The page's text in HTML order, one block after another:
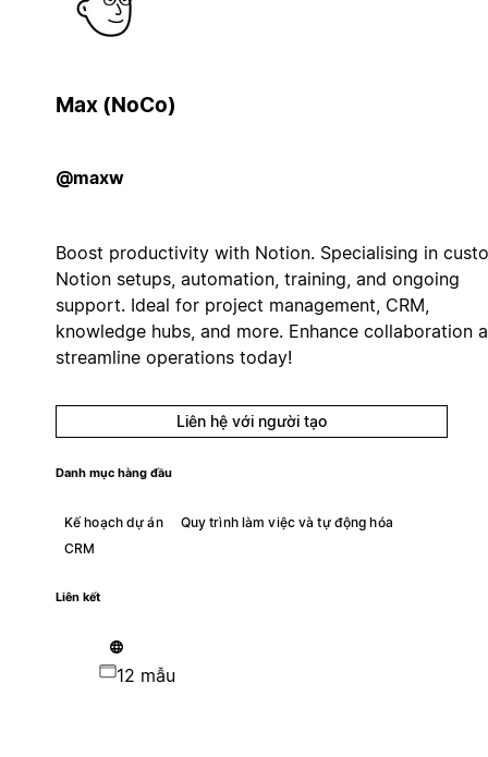
Max (NoCo)
@maxw
Boost productivity with Notion. Specialising in
Notion setups, automation, training, and ongoing
support. Ideal for project management, CRM,
knowledge hubs, and more. Enhance collaboration
streamline operations today!
Liên hệ với người tạo
Danh mục hàng đầu
Kế hoạch dự án
Quy trình làm việc và tự động hóa
CRM
Liên kết
12 mẫu